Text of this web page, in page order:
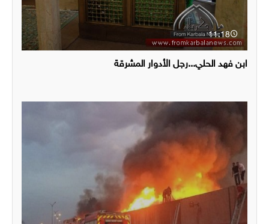
11:18
ابن فهد الحلي...رجل الأدوار المشرقة